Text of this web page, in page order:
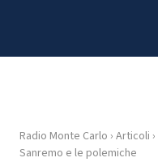
HOME
Radio Monte Carlo › Articoli ›
Sanremo e le polemiche